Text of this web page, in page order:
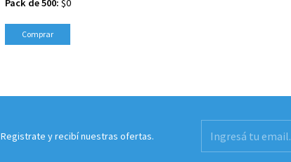
Comprar
Registrate y recibí nuestras ofertas.